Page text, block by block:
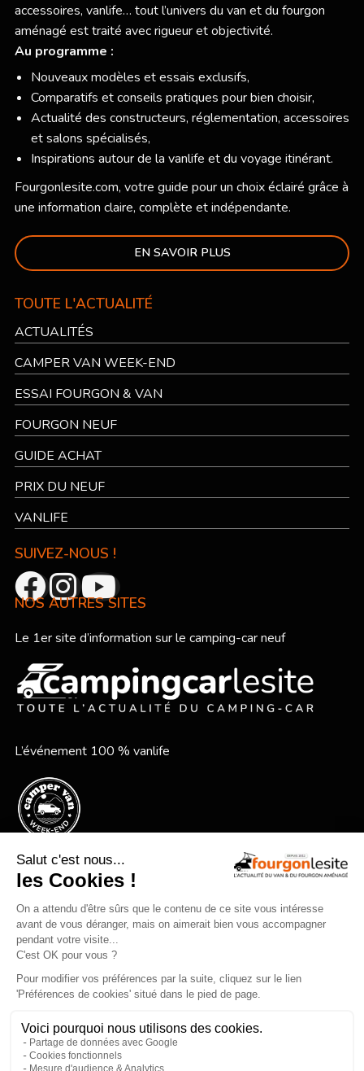
accessoires, vanlife… tout l’univers du van et du fourgon
aménagé est traité avec rigueur et objectivité.
Au programme :
Nouveaux modèles et essais exclusifs,
Comparatifs et conseils pratiques pour bien choisir,
Actualité des constructeurs, réglementation, accessoires
et salons spécialisés,
Inspirations autour de la vanlife et du voyage itinérant.
Fourgonlesite.com, votre guide pour un choix éclairé grâce à
une information claire, complète et indépendante.
EN SAVOIR PLUS
TOUTE L'ACTUALITÉ
ACTUALITÉS
CAMPER VAN WEEK-END
ESSAI FOURGON & VAN
FOURGON NEUF
GUIDE ACHAT
PRIX DU NEUF
VANLIFE
SUIVEZ-NOUS !
NOS AUTRES SITES
Le 1er site d’information sur le camping-car neuf
L’événement 100 % vanlife
Le festival vanlife en bord de mer
Mentions légales
Devenir annonceur